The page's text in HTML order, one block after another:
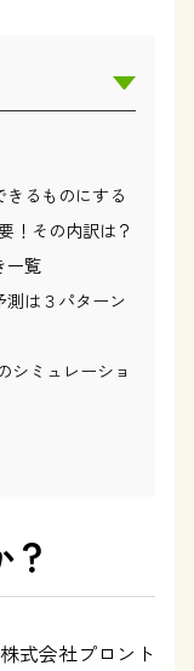
るものにする
！その内訳は？
一覧
測は３パターン
シミュレーショ
式会社プロント